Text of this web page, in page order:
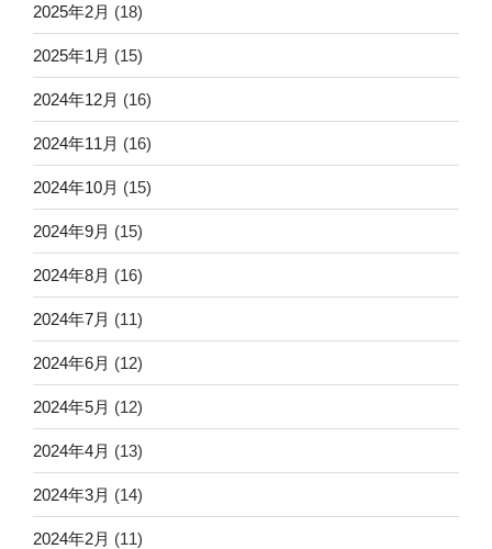
2025年2月 (18)
2025年1月 (15)
2024年12月 (16)
2024年11月 (16)
2024年10月 (15)
2024年9月 (15)
2024年8月 (16)
2024年7月 (11)
2024年6月 (12)
2024年5月 (12)
2024年4月 (13)
2024年3月 (14)
2024年2月 (11)